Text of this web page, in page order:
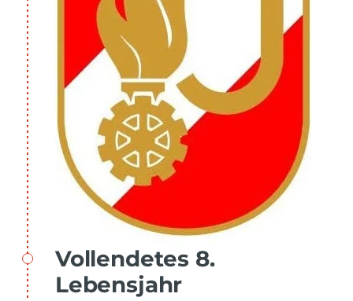
Vollendetes 8.
Lebensjahr